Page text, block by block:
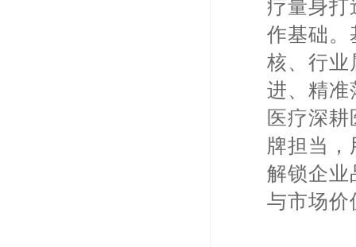
疗量身打
作基础。
核、行业
进、精准
医疗深
牌担当
解锁企业
与市场价